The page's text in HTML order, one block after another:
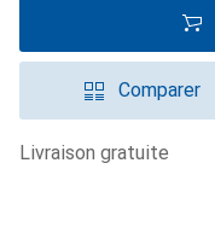
Comparer
livraison gratuite